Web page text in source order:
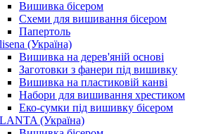
Вишивка бісером
Схеми для вишивання бісером
Папертоль
(Україна)
Вишивка на дерев'яній основі
Заготовки з фанери під вишивку
Вишивка на пластиковій канві
Набори для вишивання хрестиком
Еко-сумки під вишивку бісером
(Україна)